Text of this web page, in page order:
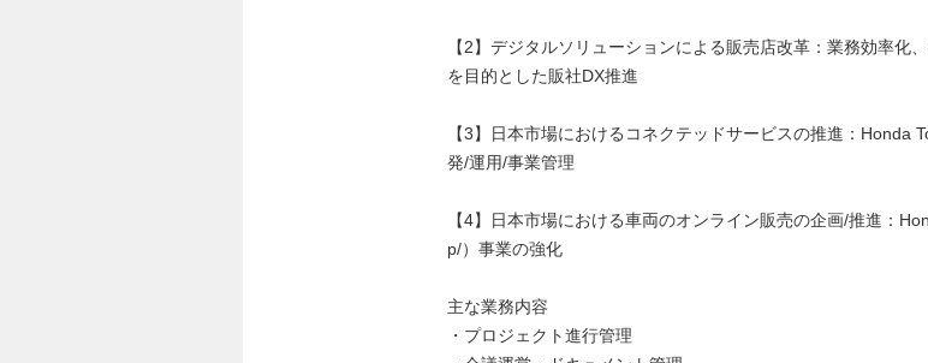
【2】デジタルソリューションによる販売店改革：業務効率化
を目的とした販社DX推進
【3】日本市場におけるコネクテッドサービスの推進：Honda
発/運用/事業管理
【4】日本市場における車両のオンライン販売の企画/推進：
p/）事業の強化
主な業務内容
・プロジェクト進行管理